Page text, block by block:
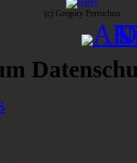
(c) Gregory Perrochon